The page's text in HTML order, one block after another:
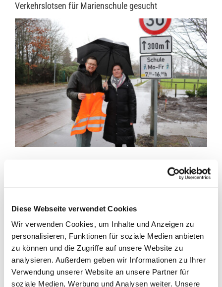
Diese Webseite verwendet Cookies
Wir verwenden Cookies, um Inhalte und Anzeigen zu
personalisieren, Funktionen für soziale Medien anbieten
zu können und die Zugriffe auf unsere Website zu
analysieren. Außerdem geben wir Informationen zu Ihrer
Verwendung unserer Website an unsere Partner für
soziale Medien, Werbung und Analysen weiter. Unsere
Verkehrslotsen für Marienschule gesucht
Zeige
grösseres
Bild
Eltern sehen an Übergang LIDL/EWE zu
Wenn die Schülerinnen und Schüler der Marienschule
vieler Eltern aufgrund des erhöhten Verkehrsaufkommens
immer wieder zu Gefahrenpunkten für die Kinder. Die
Schulleiterin der Grundschule, Maike Gundelach, sucht
daher zusammen mit Bürgermeister Nils Anhuth nach
ehrenamtlichen Lotsen, die zu Schulbeginn und –ende den